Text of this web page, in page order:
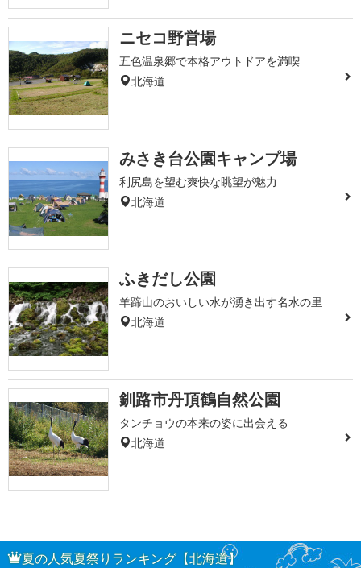
ニセコ野営場
五色温泉郷で本格アウトドアを満喫
北海道
みさき台公園キャンプ場
利尻島を望む爽快な眺望が魅力
北海道
ふきだし公園
羊蹄山のおいしい水が湧き出す名水の里
北海道
釧路市丹頂鶴自然公園
タンチョウの本来の姿に出会える
北海道
夏の人気夏祭りランキング【北海道】